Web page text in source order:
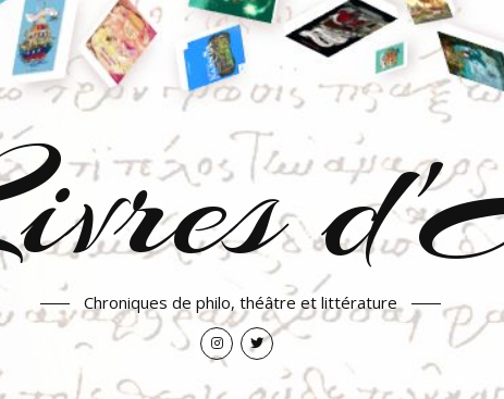
Chroniques de philo, théâtre et littérature